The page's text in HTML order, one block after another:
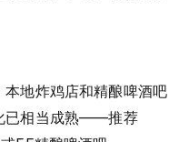
地炸鸡店和精酿啤酒吧
已相当成熟——推荐